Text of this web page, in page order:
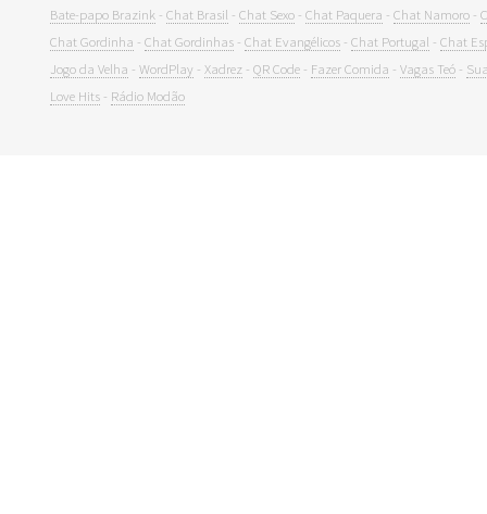
Bate-papo Brazink - Chat Brasil - Chat Sexo- Chat Paquera - Chat Namoro-
Chat Gordinha - Chat Gordinhas- Chat Evangélicos- Chat Portugal - Chat
Jogo da Velha - WordPlay - Xadrez- QR Code- Fazer Comida - Vagas Teó-
Love Hits- Rádio Modão